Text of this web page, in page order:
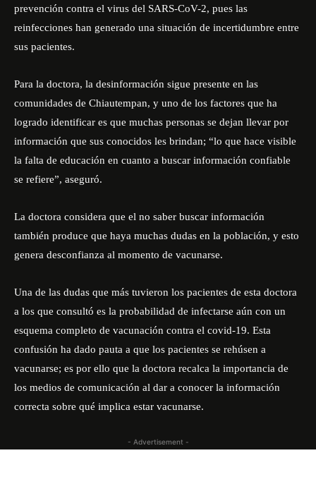
prevención contra el virus del SARS-CoV-2, pues las
reinfecciones han generado una situación de incertidumbre entre
sus pacientes.
Para la doctora, la desinformación sigue presente en las
comunidades de Chiautempan, y uno de los factores que ha
logrado identificar es que muchas personas se dejan llevar por
información que sus conocidos les brindan; “lo que hace visible
la falta de educación en cuanto a buscar información confiable
se refiere”, aseguró.
La doctora considera que el no saber buscar información
también produce que haya muchas dudas en la población, y esto
genera desconfianza al momento de vacunarse.
Una de las dudas que más tuvieron los pacientes de esta doctora
a los que consultó es la probabilidad de infectarse aún con un
esquema completo de vacunación contra el covid-19. Esta
confusión ha dado pauta a que los pacientes se rehúsen a
vacunarse; es por ello que la doctora recalca la importancia de
los medios de comunicación al dar a conocer la información
correcta sobre qué implica estar vacunarse.
- Advertisement -